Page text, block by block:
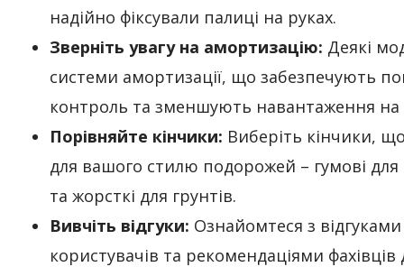
надійно фіксували палиці на руках.
Зверніть увагу на амортизацію: Деякі
системи амортизації, що забезпечують
контроль та зменшують навантаження на
Порівняйте кінчики: Виберіть кінчики,
для вашого стилю подорожей – гумові для
та жорсткі для грунтів.
Вивчіть відгуки: Ознайомтеся з відгуками
користувачів та рекомендаціями фахівців